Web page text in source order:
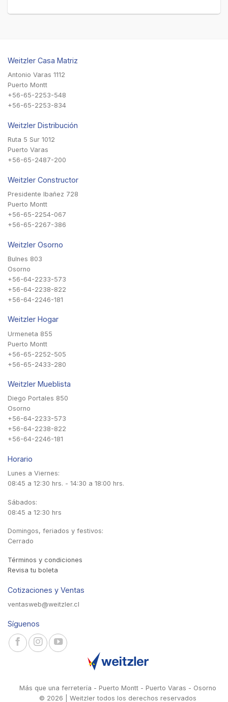
Weitzler Casa Matriz
Antonio Varas 1112
Puerto Montt
+56-65-2253-548
+56-65-2253-834
Weitzler Distribución
Ruta 5 Sur 1012
Puerto Varas
+56-65-2487-200
Weitzler Constructor
Presidente Ibañez 728
Puerto Montt
+56-65-2254-067
+56-65-2267-386
Weitzler Osorno
Bulnes 803
Osorno
+56-64-2233-573
+56-64-2238-822
+56-64-2246-181
Weitzler Hogar
Urmeneta 855
Puerto Montt
+56-65-2252-505
+56-65-2433-280
Weitzler Mueblista
Diego Portales 850
Osorno
+56-64-2233-573
+56-64-2238-822
+56-64-2246-181
Horario
Lunes a Viernes:
08:45 a 12:30 hrs. - 14:30 a 18:00 hrs.
Sábados:
08:45 a 12:30 hrs
Domingos, feriados y festivos:
Cerrado
Términos y condiciones
Revisa tu boleta
Cotizaciones y Ventas
ventasweb@weitzler.cl
Síguenos
Más que una ferretería - Puerto Montt - Puerto Varas - Osorno
© 2026 | Weitzler todos los derechos reservados